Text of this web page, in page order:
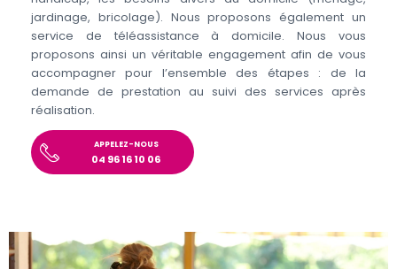
jardinage, bricolage). Nous proposons également un
service de téléassistance à domicile. Nous vous
proposons ainsi un véritable engagement afin de vous
accompagner pour l’ensemble des étapes : de la
demande de prestation au suivi des services après
réalisation.
APPELEZ-NOUS
04 96 16 10 06